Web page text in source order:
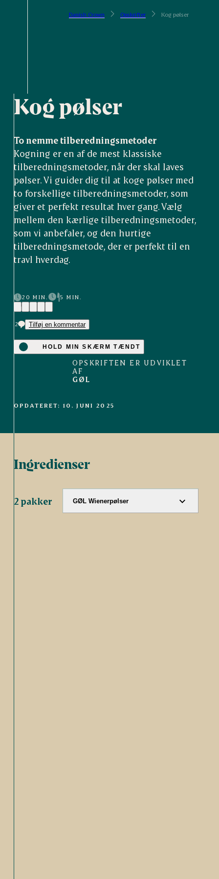
Danish Crown Opskrifter Kog pølser
Kog pølser
To nemme tilberedningsmetoder
Kogning er en af de mest klassiske
tilberedningsmetoder, når der skal laves
pølser. Vi guider dig til at koge pølser med
to forskellige tilberedningsmetoder, som
giver et perfekt resultat hver gang. Vælg
mellem den kærlige tilberedningsmetoder,
som vi anbefaler, og den hurtige
tilberedningsmetode, der er perfekt til en
travl hverdag.
20 MIN.
5 MIN.
(13)
2 Tilføj en kommentar
HOLD MIN SKÆRM TÆNDT
OPSKRIFTEN ER UDVIKLET
AF
GØL
OPDATERET: 10. JUNI 2025
Ingredienser
2 pakker GØL Wienerpølser